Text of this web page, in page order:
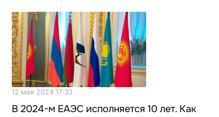
12 мая 2024 17:33
В 2024-м ЕАЭС исполняется 10 лет. Как